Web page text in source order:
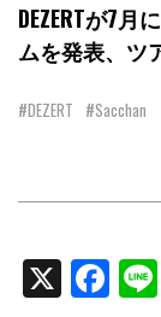
DEZERTが7
ムを発表、ツ
#DEZERT #Sacchan
X